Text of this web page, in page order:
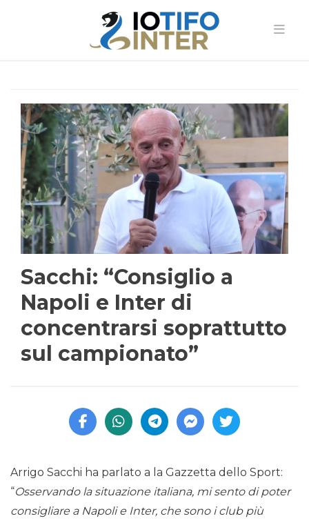
Sacchi: “Consiglio a
Napoli e Inter di
concentrarsi soprattutto
sul campionato”
Arrigo Sacchi ha parlato a la Gazzetta dello Sport:
“Osservando la situazione italiana, mi sento di poter
consigliare a Napoli e Inter, che sono i club più